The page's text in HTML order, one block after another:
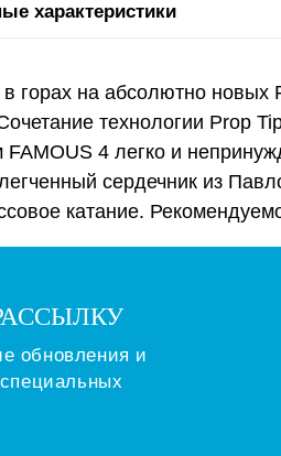
характеристики
горах на абсолютно
технологии Prop
4 легко и
сердечник из
катание.
обновления и